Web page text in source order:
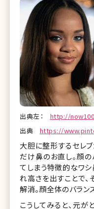
出典左：
http://
出典
https://
大胆に整形するセレ
だけ鼻のお直し。顔
てしまう特徴的なワ
れ高さを出すことで
解消。顔全体のバラン
こうしてみると、元